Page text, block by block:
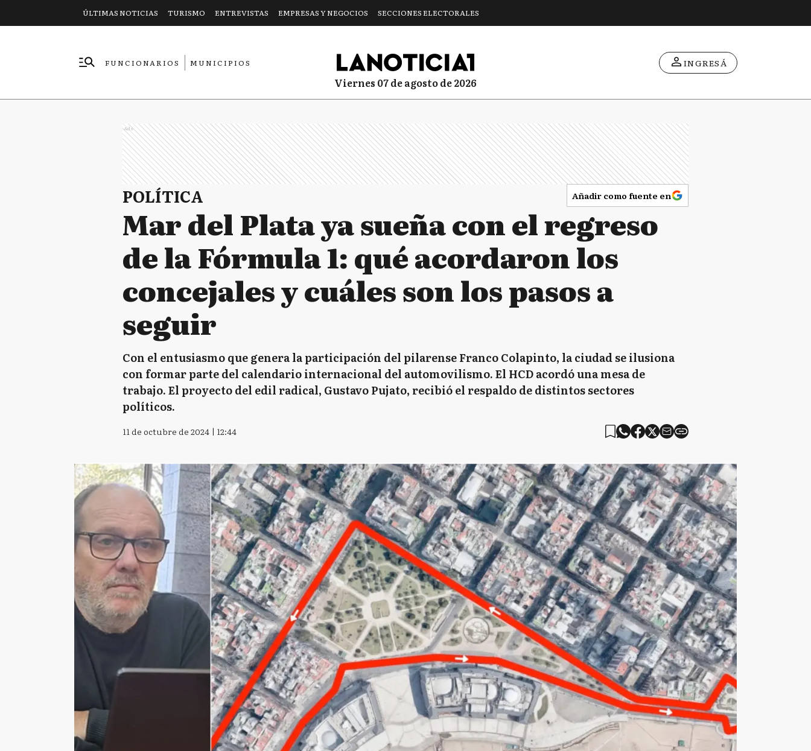
ÚLTIMAS NOTICIAS TURISMO ENTREVISTAS EMPRESAS Y NEGOCIOS SECCIONES ELECTORALES
FUNCIONARIOS
MUNICIPIOS
viernes 07 de agosto de 2026
INGRESÁ
Ads
POLÍTICA Añadir como fuente en
Mar del Plata ya sueña con el regreso
de la Fórmula 1: qué acordaron los
concejales y cuáles son los pasos a
seguir
Con el entusiasmo que genera la participación del pilarense Franco Colapinto, la ciudad se ilusiona
con formar parte del calendario internacional del automovilismo. El HCD acordó una mesa de
trabajo. El proyecto del edil radical, Gustavo Pujato, recibió el respaldo de distintos sectores
políticos.
11 de octubre de 2024 | 12:44